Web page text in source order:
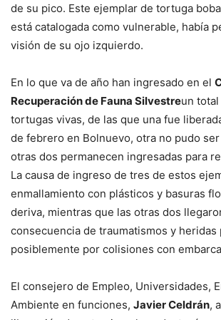
de su pico. Este ejemplar de tortuga
está catalogada como vulnerable, había
visión de su ojo izquierdo.
En lo que va de año han ingresado en el
Recuperación de Fauna Silvestreun
tortugas vivas, de las que una fue
de febrero en Bolnuevo, otra no pudo
otras dos permanecen ingresadas para
La causa de ingreso de tres de estos
enmallamiento con plásticos y basuras
deriva, mientras que las otras dos
consecuencia de traumatismos y heridas
posiblemente por colisiones con
El consejero de Empleo, Universidades,
Ambiente en funciones, Javier Celdrán,